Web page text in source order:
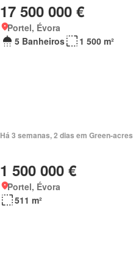
17 500 000 €
Portel, Évora
5 Banheiros
1 500 m²
Há 3 semanas, 2 dias em Green-acres
1 500 000 €
Portel, Évora
511 m²